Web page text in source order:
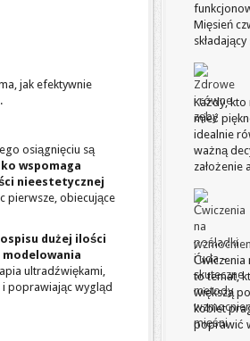
jak efektywnie
osiągnięciu są
wspomaga
nieestetycznej
pierwsze, obiecujące
dużej ilości
modelowania
ultradźwiękami,
i poprawiając wygląd
Mięsień
Każdy, kto
mieć
idealnie
ważną
Ćwiczenia
to temat,
większą
kobiet
poprawić